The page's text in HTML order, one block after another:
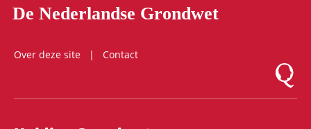
De Nederlandse Grondwet
Over deze site
Contact
Logo